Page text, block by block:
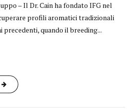
– Il Dr. Cain ha fondato IFG nel
profili aromatici tradizionali
precedenti, quando il breeding...